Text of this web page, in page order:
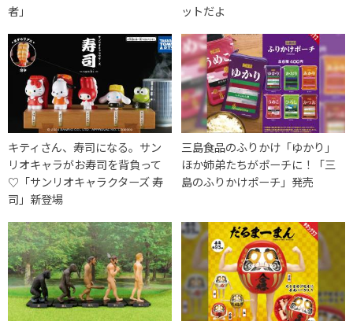
者」
ットだよ
キティさん、寿司になる。サン
リオキャラがお寿司を背負って
♡「サンリオキャラクターズ 寿
司」新登場
三島食品のふりかけ「ゆかり」
ほか姉弟たちがポーチに！「三
島のふりかけポーチ」発売